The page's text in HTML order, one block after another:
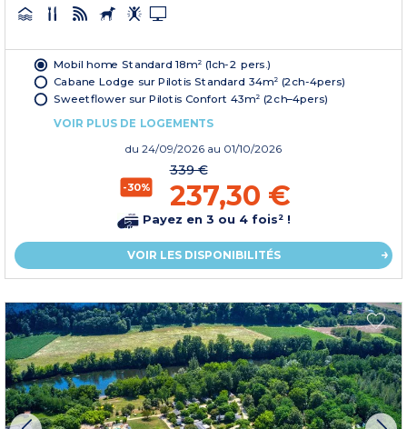
Mobil home Standard 18m² (1ch-2 pers.)
Cabane Lodge sur Pilotis Standard 34m² (2ch-4pers)
Sweetflower sur Pilotis Confort 43m² (2ch–4pers)
VOIR PLUS DE LOGEMENTS
du 24/09/2026 au 01/10/2026
-30%
339 €
237,30 €
Payez en 3 ou 4 fois² !
VOIR LES DISPONIBILITÉS